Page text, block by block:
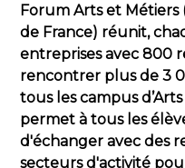
Forum Arts et
de France) réunit,
entreprises avec 800
rencontrer plus de 3
tous les campus
permet à tous les
d'échanger avec des
secteurs d'activité